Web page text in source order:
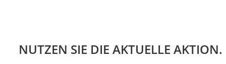
NUTZEN SIE DIE AKTUELLE AKTION.